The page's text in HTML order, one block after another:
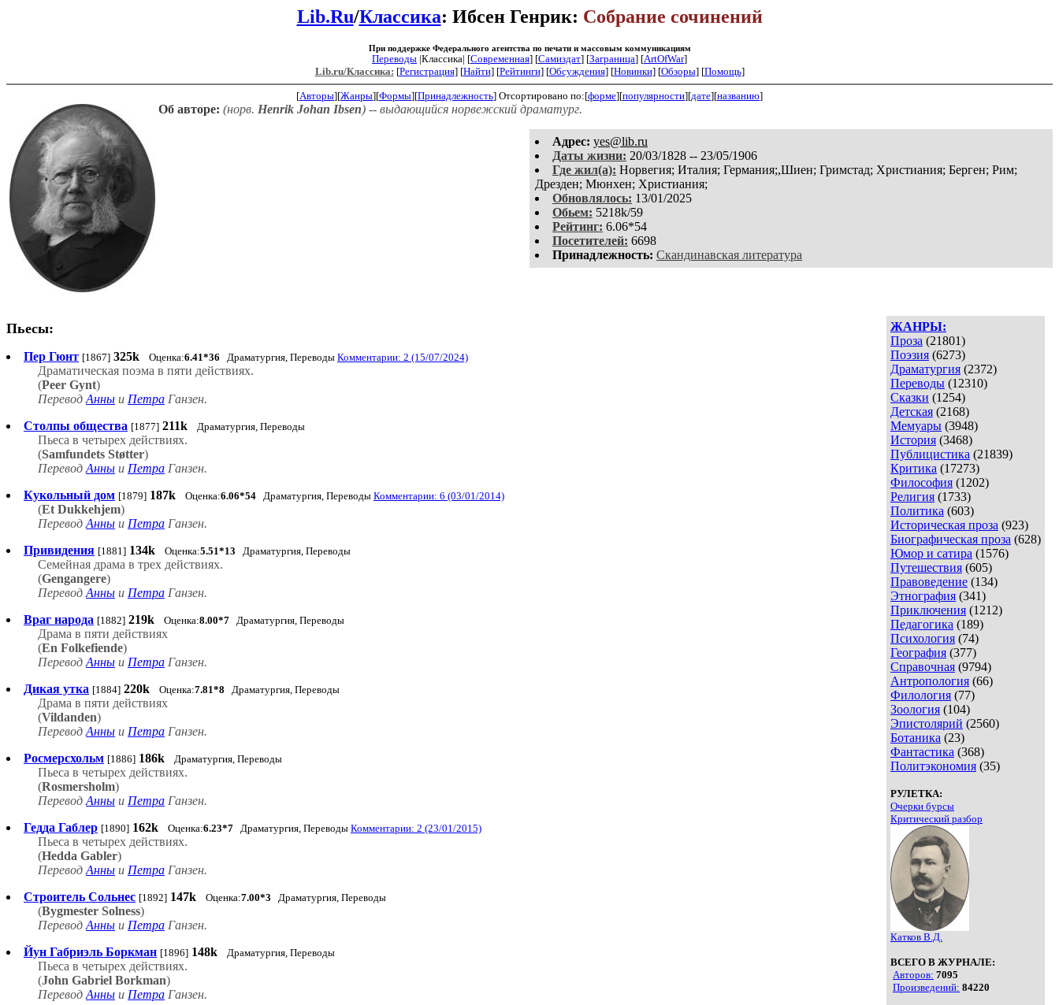
Lib.Ru/Классика: Ибсен Генрик: Собрание сочинений
При поддержке Федерального агентства по печати и массовым коммуникациям
Переводы |Классика| [Современная] [Самиздат] [Заграница] [ArtOfWar]
Lib.ru/Классика: [Регистрация] [Найти] [Рейтинги] [Обсуждения] [Новинки] [Обзоры] [Помощь]
[Авторы][Жанры][Формы][Принадлежность] Отсортировано по:[форме][популярности][дате][названию]
Об авторе: (норв. Henrik Johan Ibsen) -- выдающийся норвежский драматург.
Aдpeс: yes@lib.ru
Даты жизни: 20/03/1828 -- 23/05/1906
Где жил(а): Норвегия; Италия; Германия;,Шиен; Гримстад; Христиания; Берген; Рим;
Дрезден; Мюнхен; Христиания;
Обновлялось: 13/01/2025
Обьем: 5218k/59
Рейтинг: 6.06*54
Посетителей: 6698
Принадлежность: Скандинавская литература
ЖАНРЫ:
Проза (21801)
Поэзия (6273)
Драматургия (2372)
Переводы (12310)
Сказки (1254)
Детская (2168)
Мемуары (3948)
История (3468)
Публицистика (21839)
Критика (17273)
Философия (1202)
Религия (1733)
Политика (603)
Историческая проза (923)
Биографическая проза (628)
Юмор и сатира (1576)
Путешествия (605)
Правоведение (134)
Этнография (341)
Приключения (1212)
Педагогика (189)
Психология (74)
География (377)
Справочная (9794)
Антропология (66)
Филология (77)
Зоология (104)
Эпистолярий (2560)
Ботаника (23)
Фантастика (368)
Политэкономия (35)
РУЛЕТКА:
Очерки бурсы
Критический разбор
Катков В.Д.
ВСЕГО В ЖУРНАЛЕ:
Авторов: 7095
Произведений: 84220
Пьесы:
Пер Гюнт [1867] 325k Оценка:6.41*36 Драматургия, Переводы Комментарии: 2 (15/07/2024)
Драматическая поэма в пяти действиях.
(Peer Gynt)
Перевод Анны и Петра Ганзен.
Cтолпы общества [1877] 211k Драматургия, Переводы
Пьеса в четырех действиях.
(Samfundets Støtter)
Перевод Анны и Петра Ганзен.
Кукольный дом [1879] 187k Оценка:6.06*54 Драматургия, Переводы Комментарии: 6 (03/01/2014)
(Et Dukkehjem)
Перевод Анны и Петра Ганзен.
Привидения [1881] 134k Оценка:5.51*13 Драматургия, Переводы
Семейная драма в трех действиях.
(Gengangere)
Перевод Анны и Петра Ганзен.
Враг народа [1882] 219k Оценка:8.00*7 Драматургия, Переводы
Драма в пяти действиях
(En Folkefiende)
Перевод Анны и Петра Ганзен.
Дикая утка [1884] 220k Оценка:7.81*8 Драматургия, Переводы
Драма в пяти действиях
(Vildanden)
Перевод Анны и Петра Ганзен.
Росмерcхольм [1886] 186k Драматургия, Переводы
Пьеса в четырех действиях.
(Rosmersholm)
Перевод Анны и Петра Ганзен.
Гедда Габлер [1890] 162k Оценка:6.23*7 Драматургия, Переводы Комментарии: 2 (23/01/2015)
Пьеса в четырех действиях.
(Hedda Gabler)
Перевод Анны и Петра Ганзен.
Строитель Сольнес [1892] 147k Оценка:7.00*3 Драматургия, Переводы
(Bygmester Solness)
Перевод Анны и Петра Ганзен.
Йун Габриэль Боркман [1896] 148k Драматургия, Переводы
Пьеса в четырех действиях.
(John Gabriel Borkman)
Перевод Анны и Петра Ганзен.